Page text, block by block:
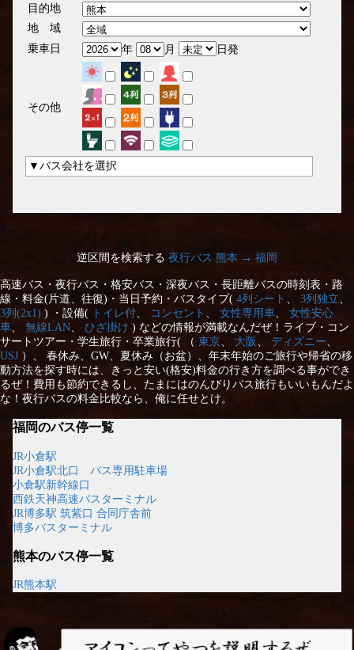
目的地
地 域
乗車日
年 月 日発
その他
▼バス会社を選択
逆区間を検索する 夜行バス 熊本 → 福岡
高速バス・夜行バス・格安バス・深夜バス・長距離バスの時刻表・路
線・料金(片道、往復)・当日予約・バスタイプ( 4列シート 3列独立
3列(2x1) ) ・設備( トイレ付 コンセント 女性専用車
女性安心
車
無線LAN ひざ掛け ) などの情報が満載なんだぜ！ライブ・コン
サートツアー・学生旅行・卒業旅行( （ 東京 大阪 ディズニー
USJ ）、 春休み、GW、夏休み（お盆）、年末年始のご旅行や帰省の移
動方法を探す時には、きっと安い(格安)料金の行き方を調べる事ができ
るぜ！費用も節約できるし、たまにはのんびりバス旅行もいいもんだよ
な！夜行バスの料金比較なら、俺に任せとけ。
福岡のバス停一覧
JR小倉駅
JR小倉駅北口 バス専用駐車場
小倉駅新幹線口
西鉄天神高速バスターミナル
JR博多駅 筑紫口 合同庁舎前
博多バスターミナル
熊本のバス停一覧
JR熊本駅